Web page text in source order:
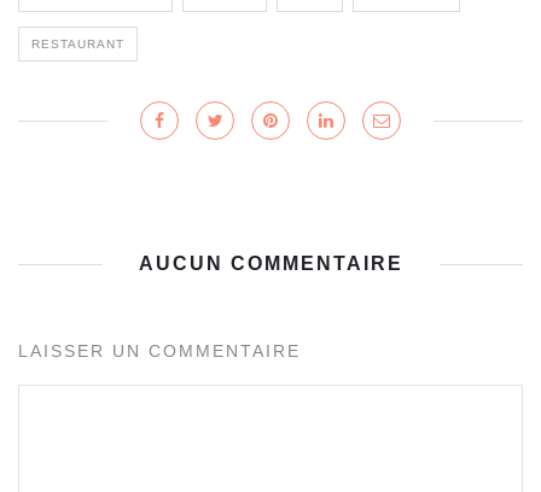
RESTAURANT
AUCUN COMMENTAIRE
LAISSER UN COMMENTAIRE